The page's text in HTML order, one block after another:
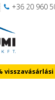
+36 20 960